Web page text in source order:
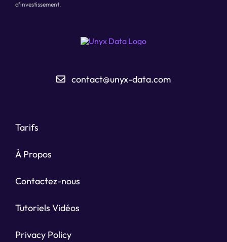
d’investissement.
contact@unyx-data.com
Tarifs
À Propos
Contactez-nous
Tutoriels Vidéos
Privacy Policy